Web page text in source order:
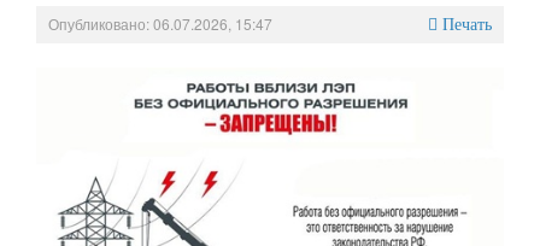
Опубликовано: 06.07.2026, 15:47 Печать